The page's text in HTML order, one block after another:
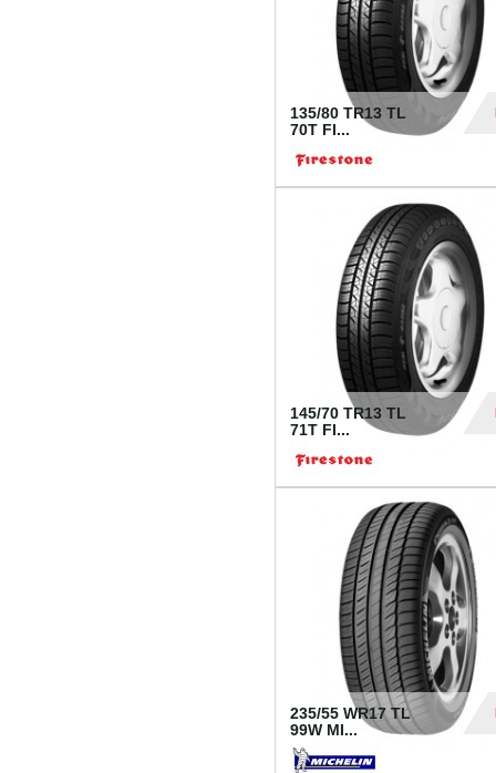
135/80 TR13 TL
70T FI...
145/70 TR13 TL
71T FI...
235/55 WR17 TL
99W MI...